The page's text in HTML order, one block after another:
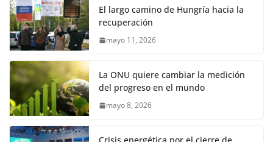
El largo camino de Hungría hacia la
recuperación
mayo 11, 2026
La ONU quiere cambiar la medición
del progreso en el mundo
mayo 8, 2026